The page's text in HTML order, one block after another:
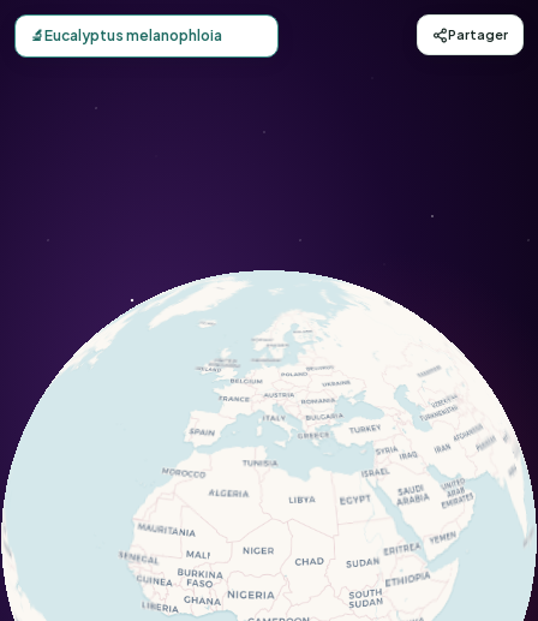
Carte d'observation du Eucalyptus melanophloia
🔬Eucalyptus melanophloia Partager